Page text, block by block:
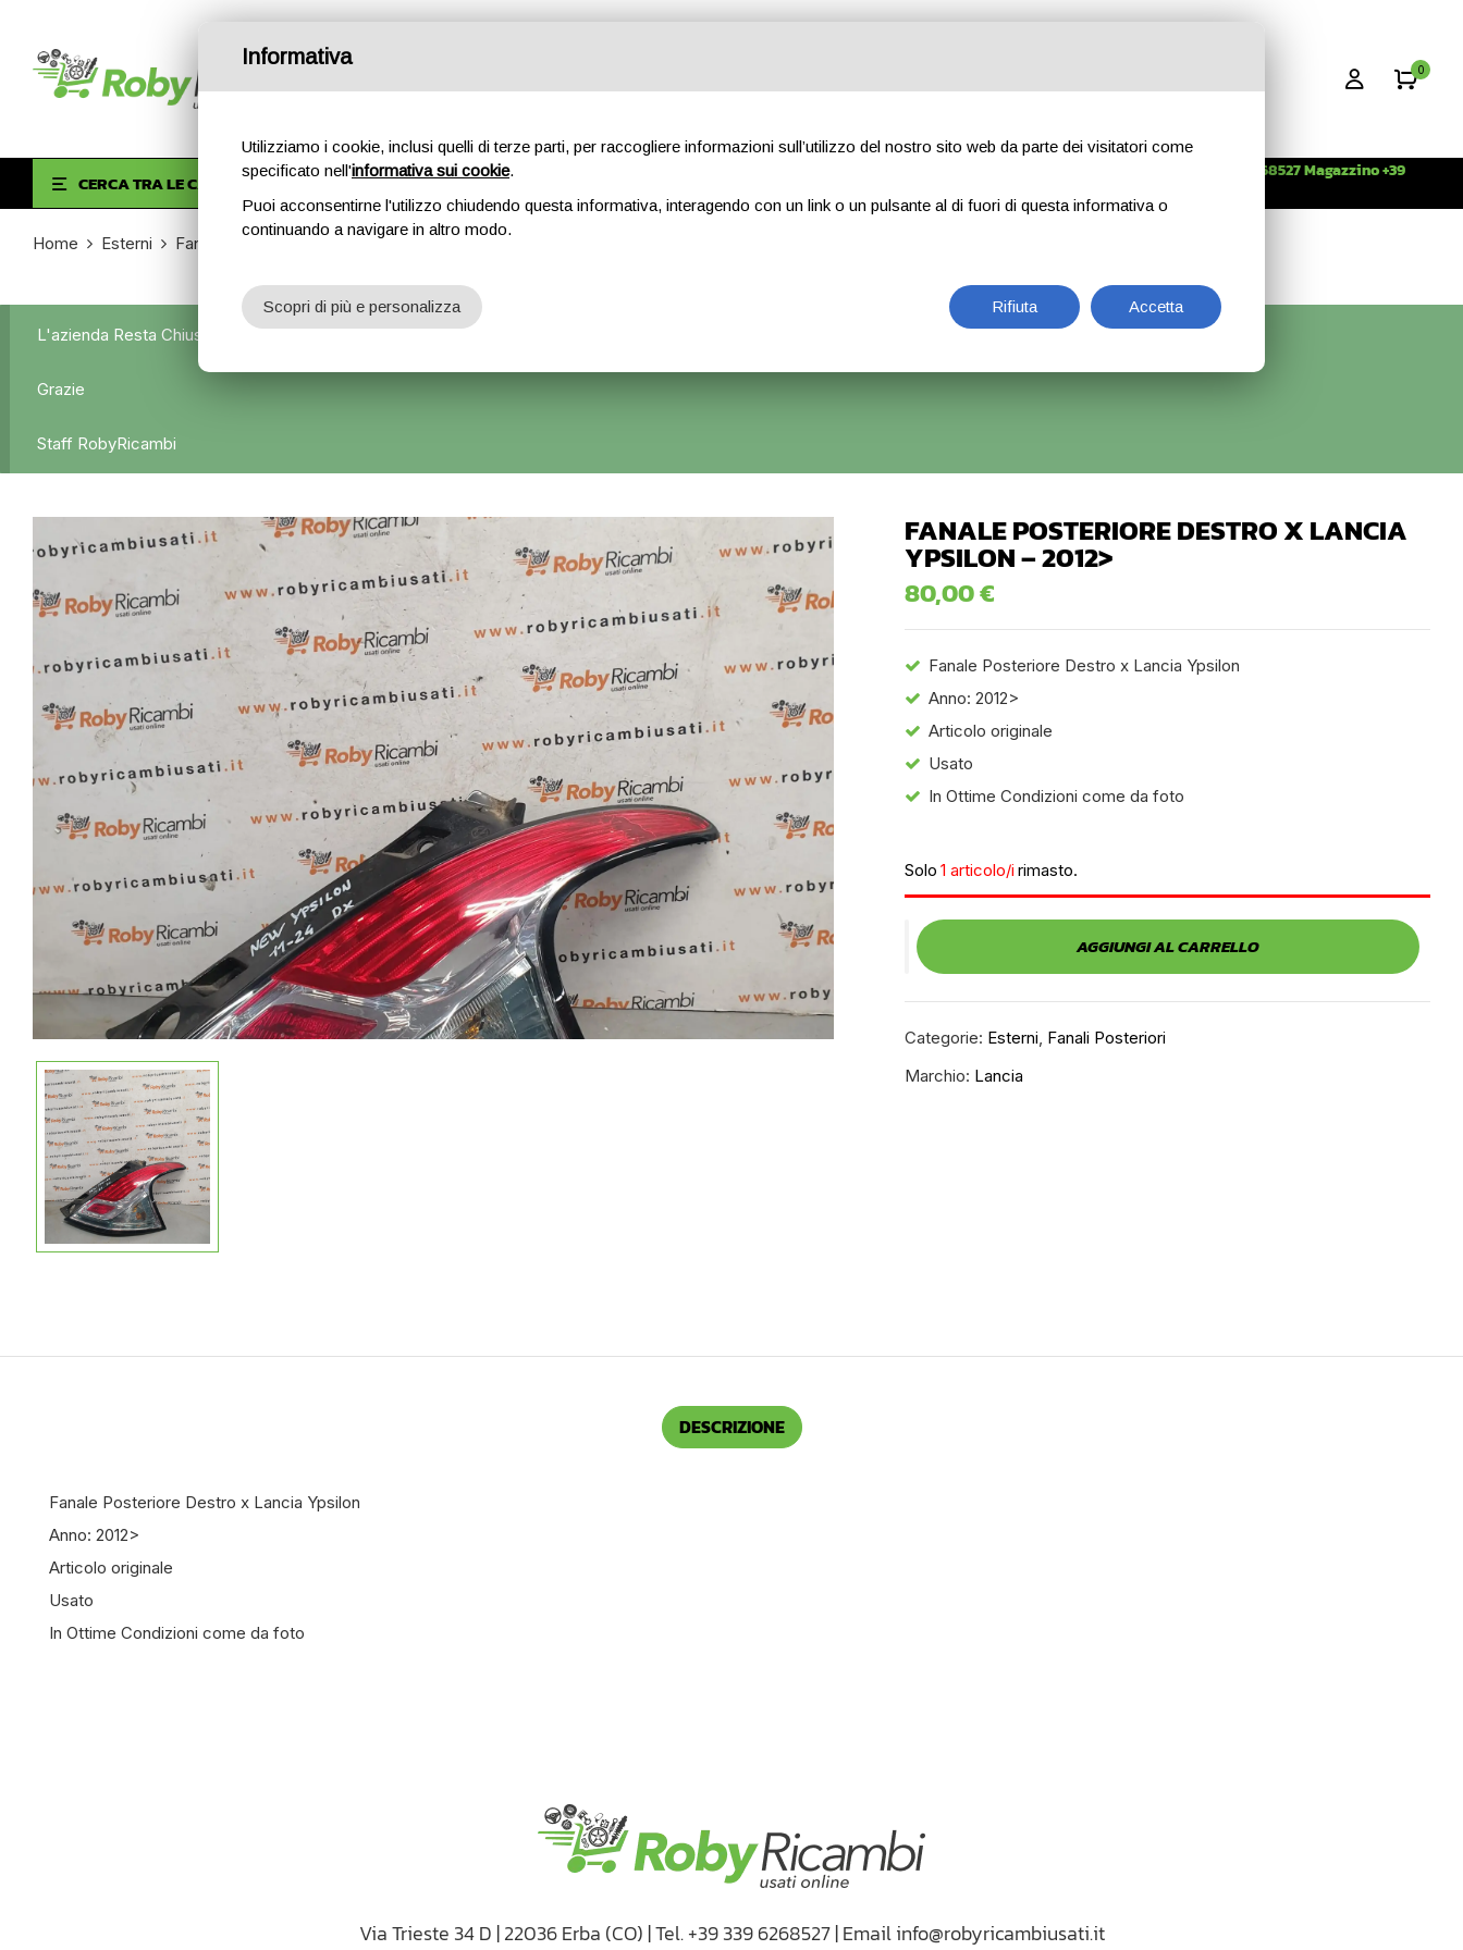
0
CERCA TRA LE CATEGORIE HOME
Info +39 3396268527 Magazzino +39
Home Esterni Fanali posteriori Fanale Posteriore Destro x Lancia Ypsilon – 2012>
L'azienda Resta Chiusa Dal 5.08 Al 31.08 Qualsiasi Ordine Verrà Accettato Ma La Spedizione Ripartirà Dal 1 Settembre.
Grazie
Staff RobyRicambi
FANALE POSTERIORE DESTRO X LANCIA
YPSILON – 2012>
80,00€
Fanale Posteriore Destro x Lancia Ypsilon
Anno: 2012>
Articolo originale
Usato
In Ottime Condizioni come da foto
Solo 1 articolo/i rimasto.
AGGIUNGI AL CARRELLO
Categorie: Esterni Fanali Posteriori
Marchio: Lancia
DESCRIZIONE
Fanale Posteriore Destro x Lancia Ypsilon
Anno: 2012>
Articolo originale
Usato
In Ottime Condizioni come da foto
Via Trieste 34 D | 22036 Erba (CO) | Tel. +39 339 6268527 | Email info@robyricambiusati.it
Informativa
Utilizziamo i cookie, inclusi quelli di terze parti, per raccogliere informazioni sull’utilizzo del nostro sito web da parte dei visitatori come
specificato nell'informativa sui cookie.
Puoi acconsentirne l'utilizzo chiudendo questa informativa, interagendo con un link o un pulsante al di fuori di questa informativa o
continuando a navigare in altro modo.
Rifiuta Accetta
Scopri di più e personalizza